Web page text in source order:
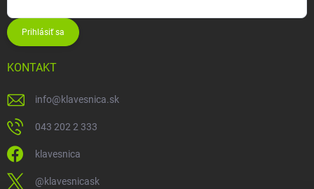
Prihlásiť sa
KONTAKT
info@klavesnica.sk
043 202 2 333
klavesnica
@klavesnicask